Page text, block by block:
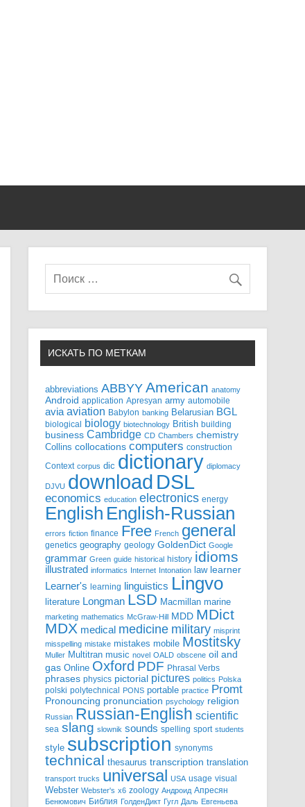
ИСКАТЬ ПО МЕТКАМ
abbreviations ABBYY American anatomy
Android application Apresyan army automobile
avia aviation Babylon banking Belarusian BGL
biological biology biotechnology British building
business Cambridge CD Chambers chemistry
Collins collocations computers construction
Context corpus dic dictionary diplomacy
DJVU download DSL
economics education electronics energy
English English-Russian
errors fiction finance Free French general
genetics geography geology GoldenDict Google
grammar Green guide historical history idioms
illustrated informatics Internet Intonation law learner
Learner's learning linguistics Lingvo
literature Longman LSD Macmillan marine
marketing mathematics McGraw-Hill MDD MDict
MDX medical medicine military misprint
misspelling mistake mistakes mobile Mostitsky
Muller Multitran music novel OALD obscene oil and
gas Online Oxford PDF Phrasal Verbs
phrases physics pictorial pictures politics Polska
polski polytechnical PONS portable practice Promt
Pronouncing pronunciation psychology religion
Russian Russian-English scientific
sea slang slownik sounds spelling sport students
style subscription synonyms
technical thesaurus transcription translation
transport trucks universal USA usage visual
Webster Webster's x6 zoology Андроид Апресян
Бенюмович Библия ГолденДикт Гугл Даль Евгеньева